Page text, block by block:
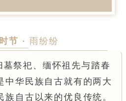
节 · 雨纷纷
墓祭祀、缅怀祖先与踏春
中华民族自古就有的两大
自古以来的优良传统。